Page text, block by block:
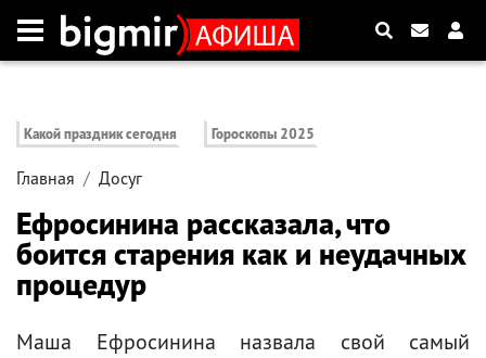
Какой праздник сегодня Гороскопы 2025
Главная Досуг
Ефросинина рассказала, что
боится старения как и неудачных
процедур
Маша Ефросинина назвала свой самый